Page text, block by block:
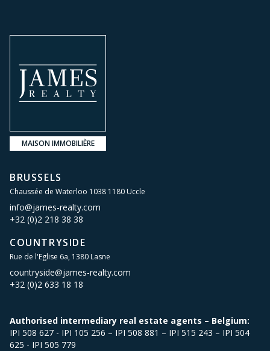
MAISON IMMOBILIÈRE
BRUSSELS
Chaussée de Waterloo 1038 1180 Uccle
info@james-realty.com
+32 (0)2 218 38 38
COUNTRYSIDE
Rue de l'Eglise 6a, 1380 Lasne
countryside@james-realty.com
+32 (0)2 633 18 18
Authorised intermediary real estate agents – Belgium:
IPI 508 627 - IPI 105 256 – IPI 508 881 – IPI 515 243 – IPI 504
625 - IPI 505 779